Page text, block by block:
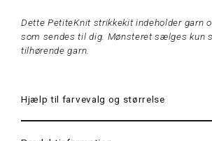
Dette PetiteKnit strikkekit indeholder garn
som sendes til dig. Mønsteret sælges kun
tilhørende garn.
Hjælp til farvevalg og størrelse